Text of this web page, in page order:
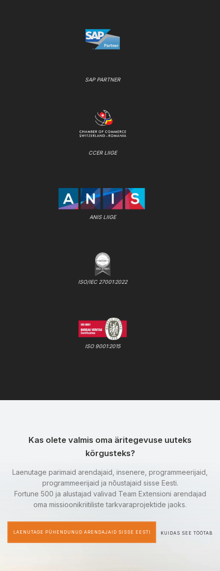
SAP PARTNER
CCER LIIGE
ANIS LIIGE
ISO/IEC 27001:2022
ISO 9001:2015
Kas olete valmis oma äritegevuse uuteks
kõrgusteks?
Laenutage parimaid arendajaid, insenere, programmeerijaid,
programmeerijaid ja nõustajaid sisse Eesti.
Fortune 500 ja alustajad valivad Team Extensioni arendajad
oma missioonikriitiliste tarkvaraprojektide jaoks.
LAENUTAGE PÜHENDUNUD ARENDAJAID SISSE EESTI KUIDAS SEE TÖÖTAB